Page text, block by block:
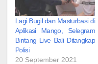
Lagi Bugil dan Masturbasi di
Aplikasi Mango, Selegram
Bintang Live Bali Ditangkap
Polisi
20 September 2021